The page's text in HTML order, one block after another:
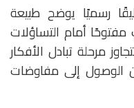
رسميًا يوضح طبيعة
مفتوحًا أمام التساؤلات
مرحلة تبادل الأفكار
الوصول إلى مفاوضات